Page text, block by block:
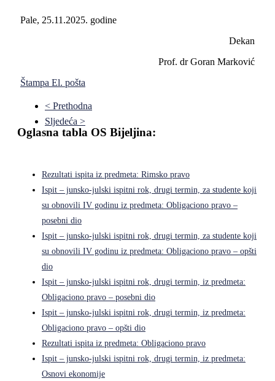
Pale, 25.11.2025. godine
Dekan
Prof. dr Goran Marković
Štampa El. pošta
< Prethodna
Sljedeća >
Oglasna tabla OS Bijeljina:
Rezultati ispita iz predmeta: Rimsko pravo
Ispit – junsko-julski ispitni rok, drugi termin, za studente koji
su obnovili IV godinu iz predmeta: Obligaciono pravo –
posebni dio
Ispit – junsko-julski ispitni rok, drugi termin, za studente koji
su obnovili IV godinu iz predmeta: Obligaciono pravo – opšti
dio
Ispit – junsko-julski ispitni rok, drugi termin, iz predmeta:
Obligaciono pravo – posebni dio
Ispit – junsko-julski ispitni rok, drugi termin, iz predmeta:
Obligaciono pravo – opšti dio
Rezultati ispita iz predmeta: Obligaciono pravo
Ispit – junsko-julski ispitni rok, drugi termin, iz predmeta:
Osnovi ekonomije